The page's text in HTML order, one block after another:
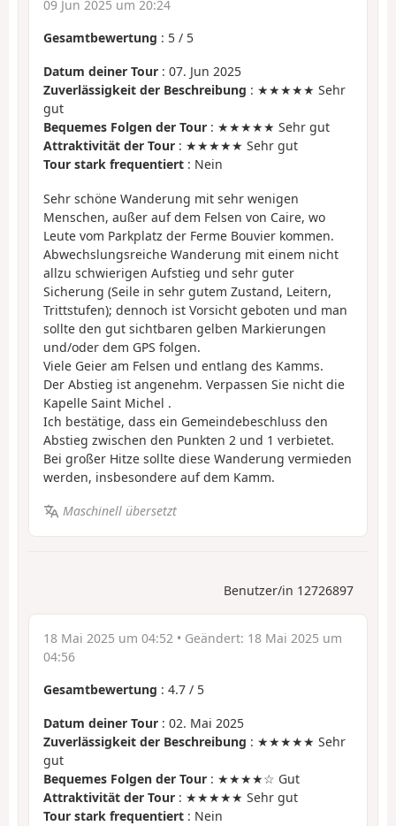
09 Jun 2025 um 20:24
Gesamtbewertung : 5 / 5
Datum deiner Tour : 07. Jun 2025
Zuverlässigkeit der Beschreibung : ★★★★★ Sehr
gut
Bequemes Folgen der Tour : ★★★★★ Sehr gut
Attraktivität der Tour : ★★★★★ Sehr gut
Tour stark frequentiert : Nein
Sehr schöne Wanderung mit sehr wenigen
Menschen, außer auf dem Felsen von Caire, wo
Leute vom Parkplatz der Ferme Bouvier kommen.
Abwechslungsreiche Wanderung mit einem nicht
allzu schwierigen Aufstieg und sehr guter
Sicherung (Seile in sehr gutem Zustand, Leitern,
Trittstufen); dennoch ist Vorsicht geboten und man
sollte den gut sichtbaren gelben Markierungen
und/oder dem GPS folgen.
Viele Geier am Felsen und entlang des Kamms.
Der Abstieg ist angenehm. Verpassen Sie nicht die
Kapelle Saint Michel .
Ich bestätige, dass ein Gemeindebeschluss den
Abstieg zwischen den Punkten 2 und 1 verbietet.
Bei großer Hitze sollte diese Wanderung vermieden
werden, insbesondere auf dem Kamm.
Maschinell übersetzt
Benutzer/in 12726897
18 Mai 2025 um 04:52 • Geändert: 18 Mai 2025 um
04:56
Gesamtbewertung : 4.7 / 5
Datum deiner Tour : 02. Mai 2025
Zuverlässigkeit der Beschreibung : ★★★★★ Sehr
gut
Bequemes Folgen der Tour : ★★★★☆ Gut
Attraktivität der Tour : ★★★★★ Sehr gut
Tour stark frequentiert : Nein